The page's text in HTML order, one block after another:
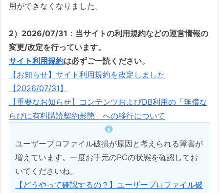
用ができなくなりました。
2）2026/07/31：当サイトの利用規約などの運営情報の
変更/改定を行っています。
サイト利用規約は必ずご一読ください。
【お知らせ】サイト利用規約を改定しました
【2026/07/31】
【重要なお知らせ】コンテンツおよびDB利用の「無償な
らびに有料購読契約形態」への移行について
ユーザープロファイル破損が原因と考えられる障害が
増えています。一度お手元のPCの状態を確認してお
いてくださいね。
【どうやって確認するの？】ユーザープロファイル破